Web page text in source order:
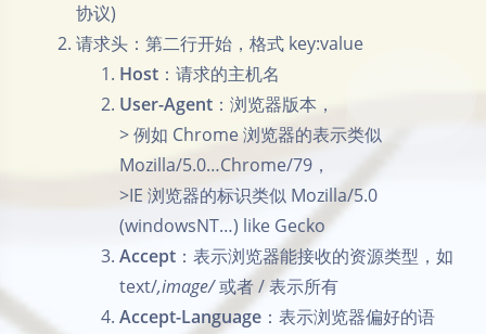
协议)
请求头：第二行开始，格式 key:value
Host ：请求的主机名
User-Agent ：浏览器版本，
> 例如 Chrome 浏览器的表示类似
Mozilla/5.0…Chrome/79，
>IE 浏览器的标识类似 Mozilla/5.0
(windowsNT…) like Gecko
Accept ：表示浏览器能接收的资源类型，如
text/,image/或者 / 表示所有
Accept-Language ：表示浏览器偏好的语